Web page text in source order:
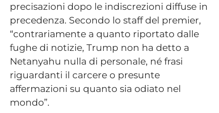
precisazioni dopo le indiscrezioni diffuse in
precedenza. Secondo lo staff del premier,
“contrariamente a quanto riportato dalle
fughe di notizie, Trump non ha detto a
Netanyahu nulla di personale, né frasi
riguardanti il carcere o presunte
affermazioni su quanto sia odiato nel
mondo”.